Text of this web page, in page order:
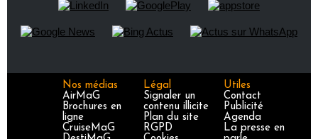
Nos médias
AirMaG
Brochures en
ligne
CruiseMaG
Légal
Signaler un
contenu illicite
Plan du site
RGPD
Utiles
Contact
Publicité
Agenda
La presse en